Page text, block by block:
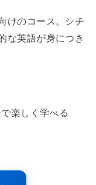
けのコース。シチ
な英語が身につき
楽しく学べる